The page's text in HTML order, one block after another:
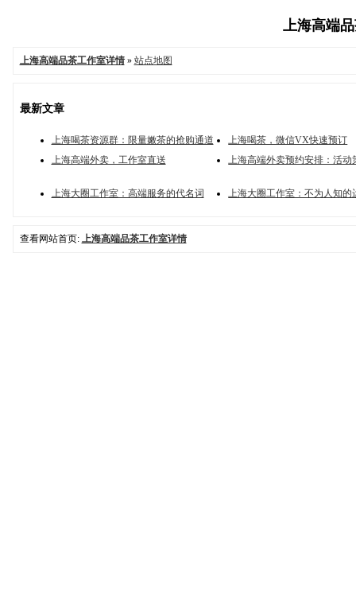
上海高端
上海高端品茶工作室详情» 站点地图
最新文章
上海喝茶资源群：限量嫩茶的抢购通道
上海喝茶，微信VX快速预订
上海高端外卖，工作室直送
上海高端外卖预约安排：活动
上海大圈工作室：高端服务的代名词 上海大圈工作室：不为人知的
查看网站首页: 上海高端品茶工作室详情